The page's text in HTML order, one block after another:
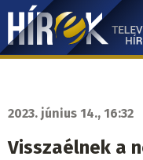
Ugrás
tartalomra
Hírek.sk
navigáció
2023. június 14., 16:32
Visszaélnek a